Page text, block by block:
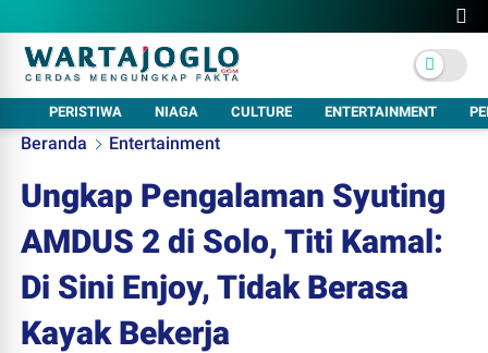
PERISTIWA NIAGA CULTURE ENTERTAINMENT
Beranda Entertainment
Ungkap Pengalaman Syuting
AMDUS 2 di Solo, Titi Kamal:
Di Sini Enjoy, Tidak Berasa
Kayak Bekerja